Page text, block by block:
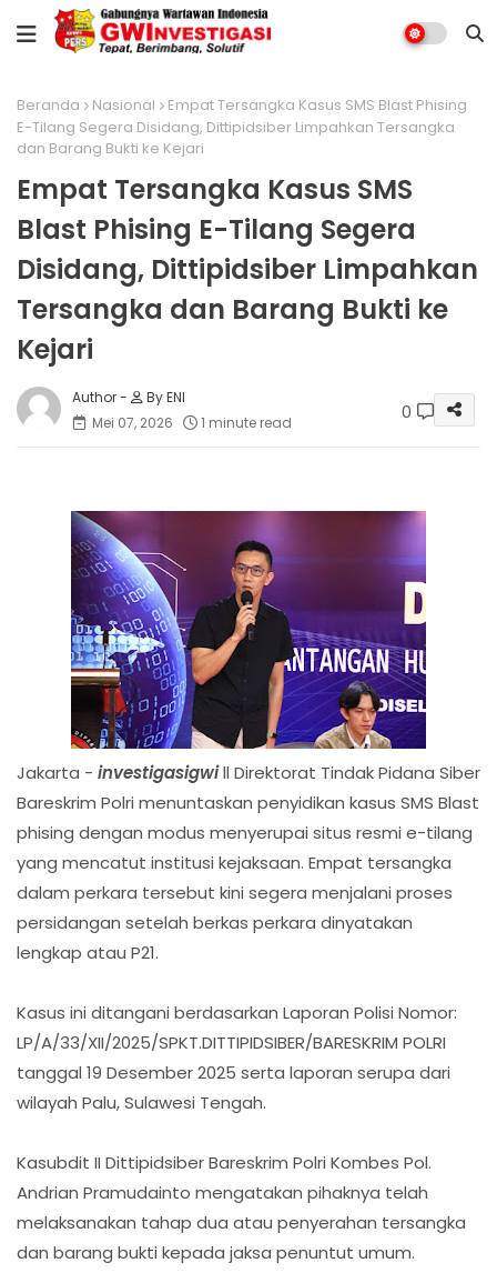
Beranda Nasional
Empat Tersangka Kasus SMS Blast Phising
E-Tilang Segera Disidang, Dittipidsiber Limpahkan Tersangka
dan Barang Bukti ke Kejari
Empat Tersangka Kasus SMS
Blast Phising E-Tilang Segera
Disidang, Dittipidsiber Limpahkan
Tersangka dan Barang Bukti ke
Kejari
By ENI
Mei 07, 2026
1 minute read 0
Jakarta - investigasigwill Direktorat Tindak Pidana Siber
Bareskrim Polri menuntaskan penyidikan kasus SMS Blast
phising dengan modus menyerupai situs resmi e-tilang
yang mencatut institusi kejaksaan. Empat tersangka
dalam perkara tersebut kini segera menjalani proses
persidangan setelah berkas perkara dinyatakan
lengkap atau P21.
Kasus ini ditangani berdasarkan Laporan Polisi Nomor:
LP/A/33/XII/2025/SPKT.DITTIPIDSIBER/BARESKRIM POLRI
tanggal 19 Desember 2025 serta laporan serupa dari
wilayah Palu, Sulawesi Tengah.
Kasubdit II Dittipidsiber Bareskrim Polri Kombes Pol.
Andrian Pramudainto mengatakan pihaknya telah
melaksanakan tahap dua atau penyerahan tersangka
dan barang bukti kepada jaksa penuntut umum.